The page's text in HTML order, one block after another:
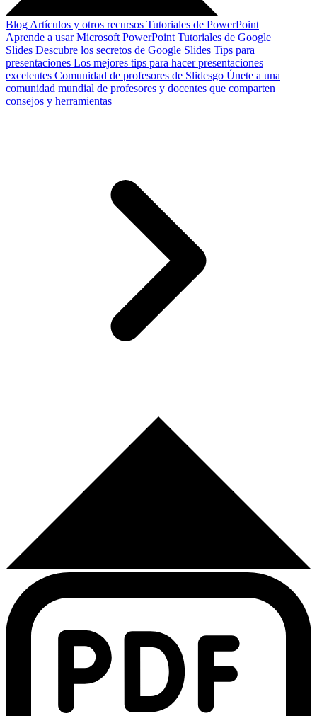
Blog Artículos y otros recursos Tutoriales de PowerPoint
Aprende a usar Microsoft PowerPoint Tutoriales de Google
Slides Descubre los secretos de Google Slides Tips para
presentaciones Los mejores tips para hacer presentaciones
excelentes Comunidad de profesores de Slidesgo Únete a una
comunidad mundial de profesores y docentes que comparten
consejos y herramientas